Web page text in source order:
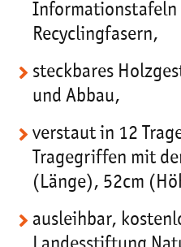
Informationstafeln
Recyclingfasern,
steckbares
und Abbau,
verstaut in 12
Tragegriffen mit
(Länge), 52cm
ausleihbar,